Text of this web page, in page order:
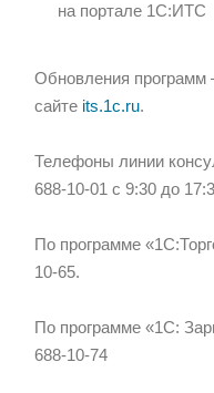
на портале 1С:ИТС
Обновления программ
сайте its.1c.ru.
Телефоны линии
688-10-01 с 9:30 до
По программе
10-65.
По программе «1С:
688-10-74